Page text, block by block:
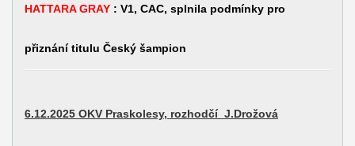
HATTARA GRAY: V1, CAC, splnila podmínky pro
přiznání titulu Český šampion
6.12.2025 OKV Praskolesy, rozhodčí J.Drožová